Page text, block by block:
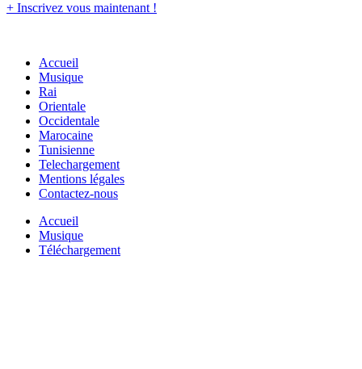
+ Inscrivez vous maintenant !
Accueil
Musique
Rai
Orientale
Occidentale
Marocaine
Tunisienne
Telechargement
Mentions légales
Contactez-nous
Accueil
Musique
Téléchargement